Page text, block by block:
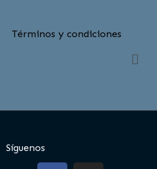
Términos y condiciones
Menú
Síguenos